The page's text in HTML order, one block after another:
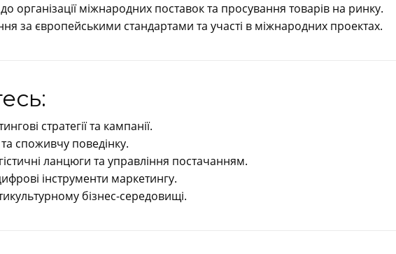
організації міжнародних поставок та просування товарів на ринку.
за європейськими стандартами та участі в міжнародних проектах.
стратегії та кампанії.
споживчу поведінку.
ланцюги та управління постачанням.
інструменти маркетингу.
бізнес-середовищі.